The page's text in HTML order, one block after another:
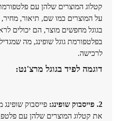
קטלוג המוצרים שלהן עם
על המוצרים כמו שם, תיאור,
בגוגל מחפשים מוצר, הם יכולים
בפלטפורמת גוגל שופינג, מה
לרכישה.
דוגמה לפיד בגוגל מרצ'נט:
2. פייסבוק שופינג:
פייסבוק שופינג
את קטלוג המוצרים שלהן עם